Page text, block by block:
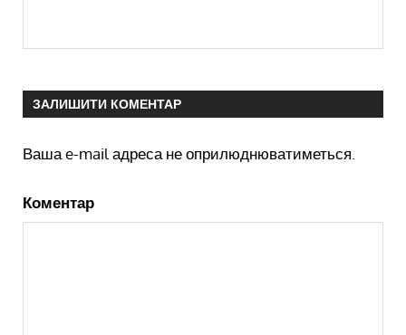
ЗАЛИШИТИ КОМЕНТАР
Ваша e-mail адреса не оприлюднюватиметься.
Коментар